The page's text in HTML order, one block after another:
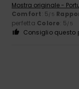
Mostra originale -
Comfort: 5/5
perfetta Colore: 5/5
Consiglio questo